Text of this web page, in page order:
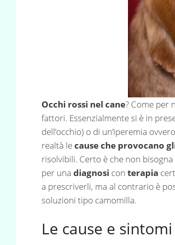
Occhi rossi nel cane? Come per
fattori. Essenzialmente si è in
dell’occhio) o di un’iperemia
realtà lecause che provocano
risolvibili. Certo è che non
per una diagnosi con terapia
a prescriverli, ma al contrario è
soluzioni tipo camomilla.
Le cause e